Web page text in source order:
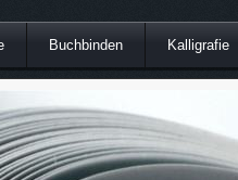
Buchbinden Kalligrafie